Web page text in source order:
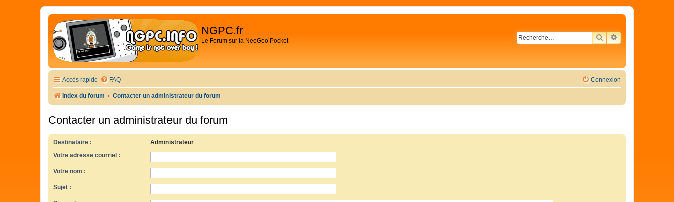
NGPC.fr
Le Forum sur la NeoGeo Pocket RECHERCHER
RECHERCHE
Accès rapide FAQ Connexion
Index du forum Contacter un administrateur du forum
Contacter un administrateur du forum
Destinataire :
Administrateur
Votre adresse courriel :
Votre nom :
Sujet :